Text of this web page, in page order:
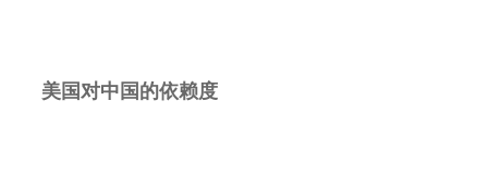
美国对中国的依赖度